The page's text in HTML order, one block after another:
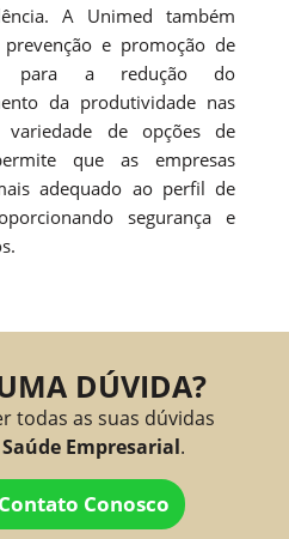
A Unimed também
e promoção de
para a redução do
da produtividade nas
variedade de opções de
que as empresas
adequado ao perfil de
segurança e
DÚVIDA?
todas as suas dúvidas
Empresarial.
Conosco